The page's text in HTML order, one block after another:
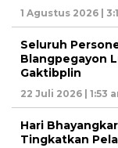
1 Agustus 2026 |
Seluruh
Blangpegayon
Gaktibplin
22 Juli 2026 | 1:53
Hari
Tingkatkan